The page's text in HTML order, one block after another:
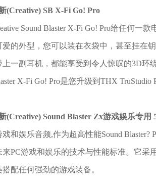
(Creative) SB X-Fi Go! Pro
Sound Blaster X-Fi Go! Pro给任何一
爱的外型，您可以装在衣袋中，甚至挂在
上一副耳机，都能享受到令人惊叹的3D环
X-Fi Go! Pro是您升级到THX
(Creative) Sound Blaster Zx游戏娱乐专用
和娱乐音频,作为超高性能Sound Blaster?
来PC游戏和娱乐的技术与性能标准。它
配任何强劲的游戏装备。